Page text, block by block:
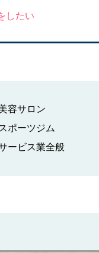
したい
容サロン
ポーツジム
ービス業全般